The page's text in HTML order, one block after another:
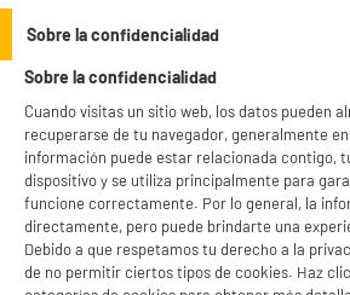
Sobre la confidencialidad
Sobre la confidencialidad
Cuando visitas un sitio web, los datos pueden
recuperarse de tu navegador, generalmente
información puede estar relacionada contigo,
dispositivo y se utiliza principalmente para
funcione correctamente. Por lo general, la
directamente, pero puede brindarte una
Debido a que respetamos tu derecho a la
de no permitir ciertos tipos de cookies. Haz